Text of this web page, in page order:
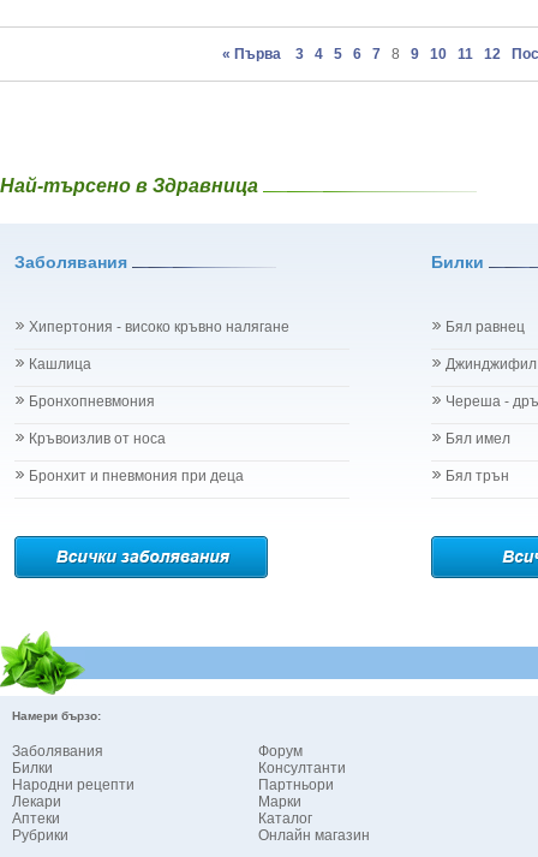
« Първа 3 4 5 6 78 9 10 11 12
Най-търсено в Здравница
Заболявания Билки
Хипертония - високо кръвно налягане
Кашлица
Бронхопневмония
Кръвоизлив от носа
Бронхит и пневмония при деца
Бял равнец
Джинджифил
Череша -
Бял имел
Бял трън
Намери бързо:
Заболявания
Билки
Народни рецепти
Лекари
Аптеки
Рубрики
Форум
Консултанти
Партньори
Марки
Каталог
Онлайн магазин